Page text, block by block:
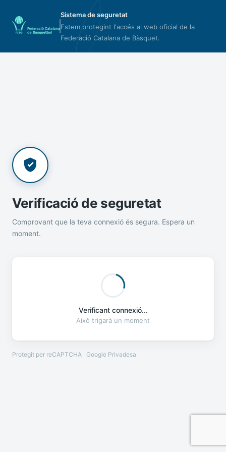
Sistema de seguretat
Estem protegint l'accés al web oficial de la
Federació Catalana de Bàsquet.
Verificació de seguretat
Comprovant que la teva connexió és segura. Espera un
moment.
Verificant connexió...
Això trigarà un moment
Protegit per reCAPTCHA · Google Privadesa